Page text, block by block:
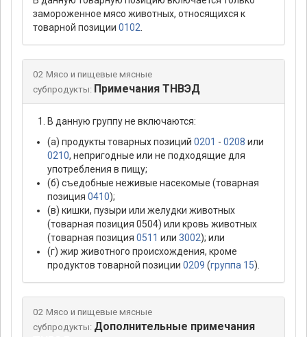
замороженное мясо животных, относящихся к
товарной позиции 0102
02 Мясо и пищевые мясные
субпродукты: Примечания ТНВЭД
В данную группу не включаются:
(а) продукты товарных позиций 0201 - 0208 или
0210, непригодные или не подходящие для
употребления в пищу;
(б) съедобные неживые насекомые (товарная
позиция 0410);
(в) кишки, пузыри или желудки животных
(товарная позиция 0504) или кровь животных
(товарная позиция 0511 или 3002); или
(г) жир животного происхождения, кроме
продуктов товарной позиции 0209 (группа 15).
02 Мясо и пищевые мясные
субпродукты: Дополнительные примечания